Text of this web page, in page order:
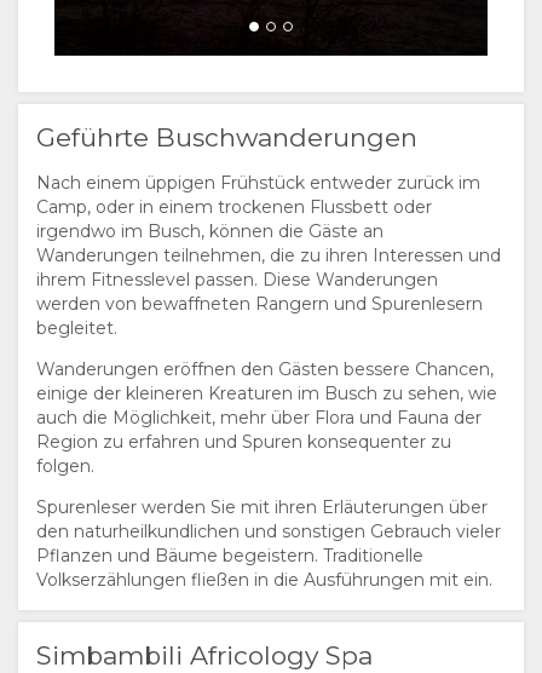
PORTUGIESE
DANISH
CHINESE
(SIMPLIFIED)
ENGLISCH
Geführte Buschwanderungen
Nach einem üppigen Frühstück entweder zurück im
Camp, oder in einem trockenen Flussbett oder
irgendwo im Busch, können die Gäste an
Wanderungen teilnehmen, die zu ihren Interessen und
ihrem Fitnesslevel passen. Diese Wanderungen
werden von bewaffneten Rangern und Spurenlesern
begleitet.
Wanderungen eröffnen den Gästen bessere Chancen,
einige der kleineren Kreaturen im Busch zu sehen, wie
auch die Möglichkeit, mehr über Flora und Fauna der
Region zu erfahren und Spuren konsequenter zu
folgen.
Spurenleser werden Sie mit ihren Erläuterungen über
den naturheilkundlichen und sonstigen Gebrauch vieler
Pflanzen und Bäume begeistern. Traditionelle
Volkserzählungen fließen in die Ausführungen mit ein.
Simbambili Africology Spa